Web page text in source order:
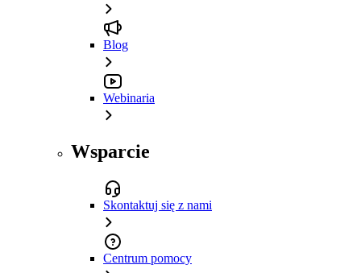
Blog
Webinaria
Wsparcie
Skontaktuj się z nami
Centrum pomocy